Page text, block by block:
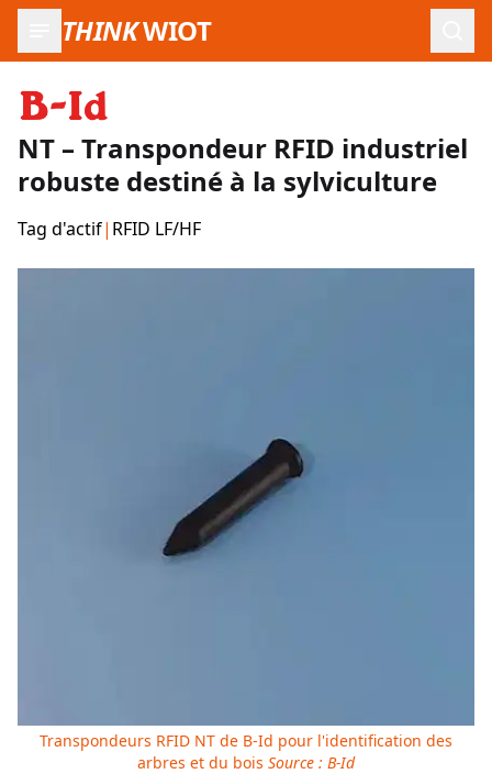
THINKWIOT
NT – Transpondeur RFID industriel
robuste destiné à la sylviculture
Tag d'actif| RFID LF/HF
Transpondeurs RFID NT de B-Id pour l'identification des
arbres et du bois Source : B-Id